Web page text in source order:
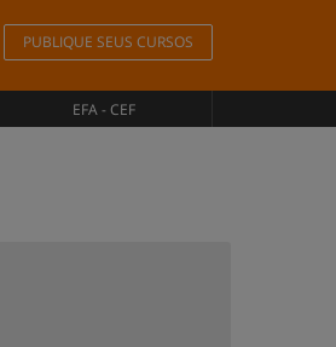
PUBLIQUE SEUS CURSOS
EFA - CEF